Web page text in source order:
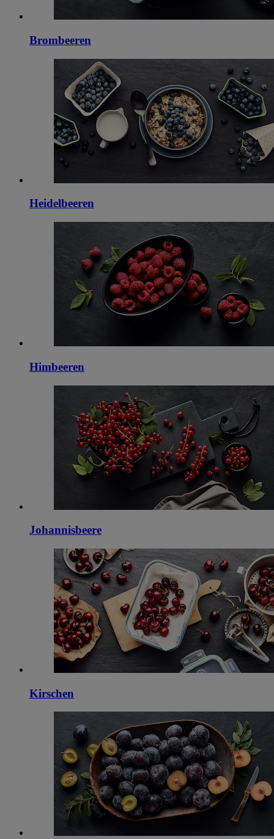
Brombeeren
Heidelbeeren
Himbeeren
Johannisbeere
Kirschen